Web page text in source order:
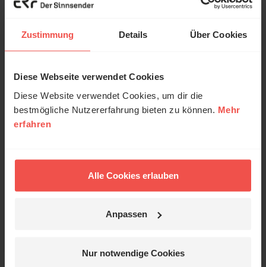
Zustimmung Details Über Cookies
Diese Webseite verwendet Cookies
Diese Website verwendet Cookies, um dir die
bestmögliche Nutzererfahrung bieten zu können. Mehr
erfahren
Alle Cookies erlauben
Anpassen
Nur notwendige Cookies
Wie gefällt dir dieser
GAR NICHT OKAY GUT SEHR GUT
50
ERF Antenne online lesen
Dossier zum Thema: „Solidarität“
sind für dich kostenlos – aber nicht für uns.